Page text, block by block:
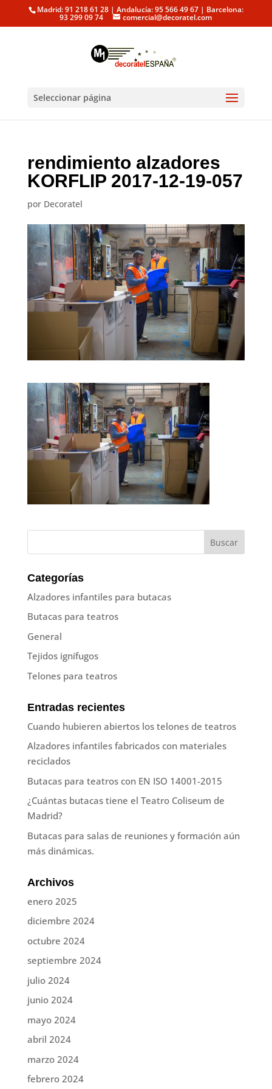
Madrid: 91 218 61 28 | Andalucía: 95 566 49 67 | Barcelona:
93 299 09 74 comercial@decoratel.com
Seleccionar página
rendimiento alzadores
KORFLIP 2017-12-19-057
por Decoratel
Categorías
Alzadores infantiles para butacas
Butacas para teatros
General
Tejidos ignífugos
Telones para teatros
Entradas recientes
Cuando hubieren abiertos los telones de teatros
Alzadores infantiles fabricados con materiales
reciclados
Butacas para teatros con EN ISO 14001-2015
¿Cuántas butacas tiene el Teatro Coliseum de
Madrid?
Butacas para salas de reuniones y formación aún
más dinámicas.
Archivos
enero 2025
diciembre 2024
octubre 2024
septiembre 2024
julio 2024
junio 2024
mayo 2024
abril 2024
marzo 2024
febrero 2024